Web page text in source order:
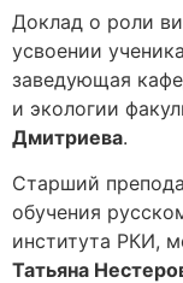
Доклад о роли
усвоении
заведующая
и экологии
Дмитриева.
Старший
обучения
института РКИ,
Татьяна